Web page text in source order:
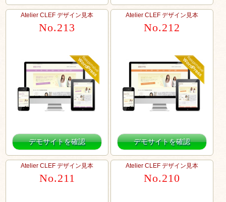
Atelier CLEF デザイン見本
No.213
デモサイトを確認
Atelier CLEF デザイン見本
No.212
デモサイトを確認
Atelier CLEF デザイン見本
No.211
Atelier CLEF デザイン見本
No.210